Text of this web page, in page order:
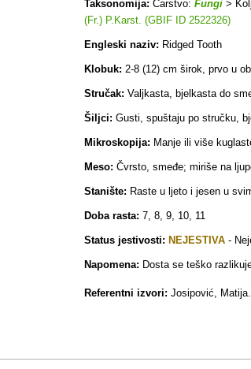
Taksonomija: Carstvo: Fungi >
(Fr.) P.Karst. (GBIF ID 2522326)
Engleski naziv: Ridged Tooth
Klobuk: 2-8 (12) cm širok, prvo u
Stručak: Valjkasta, bjelkasta do
Šiljci: Gusti, spuštaju po stručku,
Mikroskopija: Manje ili više
Meso: Čvrsto, smeđe; miriše na
Stanište: Raste u ljeto i jesen u
Doba rasta: 7, 8, 9, 10, 11
Status jestivosti: NEJESTIVA -
Napomena: Dosta se teško
Referentni izvori: Josipović, Matija.